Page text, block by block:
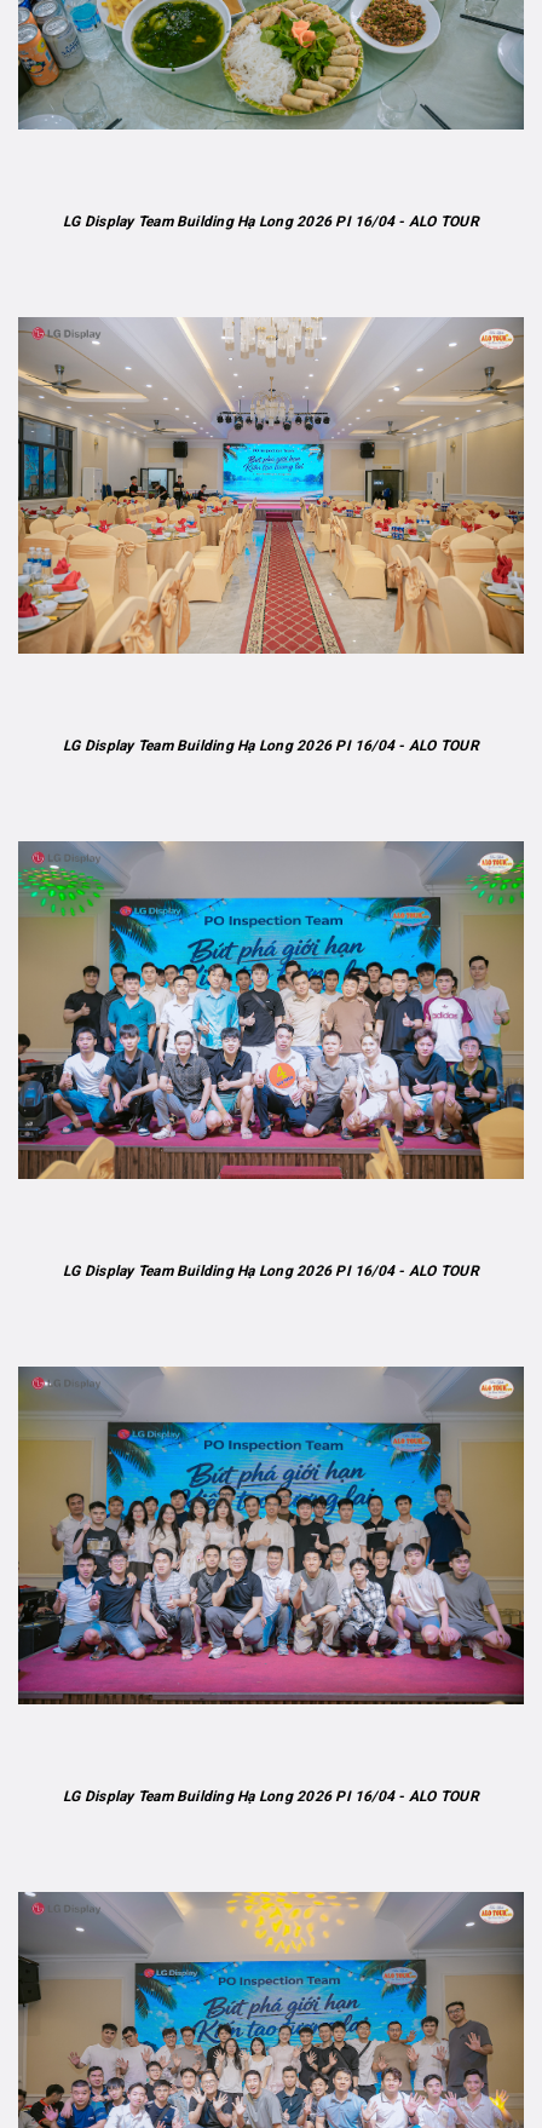
LG Display Team Building Hạ Long 2026 PI 16/04 - ALO TOUR
LG Display Team Building Hạ Long 2026 PI 16/04 - ALO TOUR
LG Display Team Building Hạ Long 2026 PI 16/04 - ALO TOUR
LG Display Team Building Hạ Long 2026 PI 16/04 - ALO TOUR